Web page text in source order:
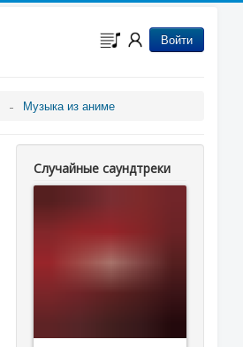
Войти
Музыка из аниме
Случайные саундтреки